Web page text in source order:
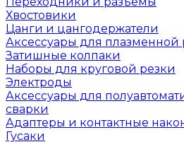
Хвостовики
Цанги и цангодержатели
Аксессуары для плазменной
Затишные колпаки
Наборы для круговой резки
Электроды
Аксессуары для
сварки
Адаптеры и контактные
Гусаки